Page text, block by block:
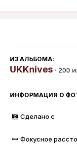
ИЗ АЛЬБОМА:
UKKnives · 200
ИНФОРМАЦИЯ О
Сделано с
Фокусное